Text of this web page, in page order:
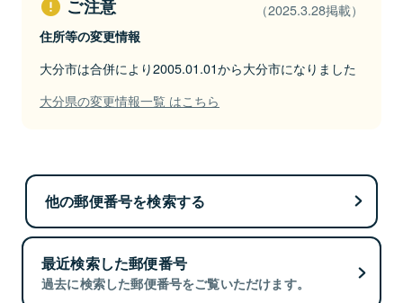
ご注意 （2025.3.28掲載）
住所等の変更情報
大分市は合併により2005.01.01から大分市になりました
大分県の変更情報一覧 はこちら
他の郵便番号を検索する
最近検索した郵便番号
過去に検索した郵便番号をご覧いただけます。